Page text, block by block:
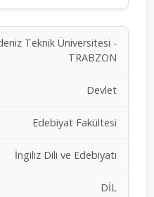
Teknik Üniversitesi -
TRABZON
Devlet
Edebiyat Fakültesi
İngiliz Dili ve Edebiyatı
DİL